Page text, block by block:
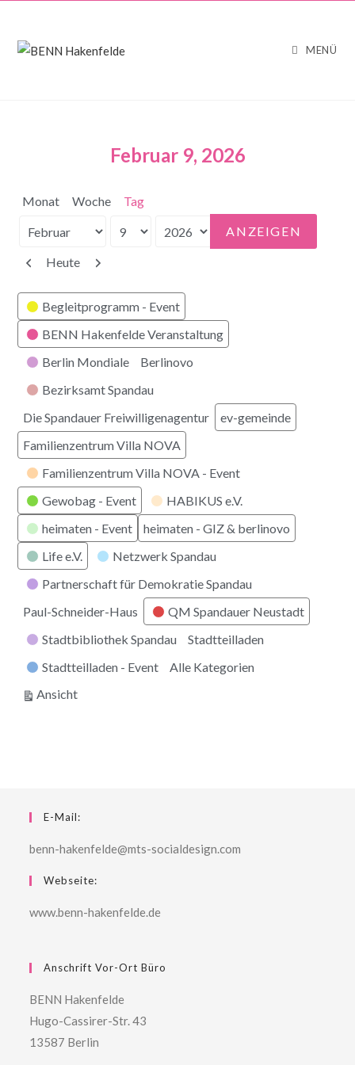
MENÜ
Februar 9, 2026
Monat Woche Tag
Monat
Tag
Jahr
Zurück
Heute Weiter
Kategorien
Begleitprogramm - Event
BENN Hakenfelde Veranstaltung
Berlin Mondiale
Berlinovo
Bezirksamt Spandau
Die Spandauer Freiwilligenagentur
ev-gemeinde
Familienzentrum Villa NOVA
Familienzentrum Villa NOVA - Event
Gewobag - Event
HABIKUS e.V.
heimaten - Event
heimaten - GIZ & berlinovo
Life e.V.
Netzwerk Spandau
Partnerschaft für Demokratie Spandau
Paul-Schneider-Haus
QM Spandauer Neustadt
Stadtbibliothek Spandau
Stadtteilladen
Stadtteilladen - Event
Alle Kategorien
Ansichtausdrucken
E-Mail:
benn-hakenfelde@mts-socialdesign.com
Webseite:
www.benn-hakenfelde.de
Anschrift Vor-Ort Büro
BENN Hakenfelde
Hugo-Cassirer-Str. 43
13587 Berlin